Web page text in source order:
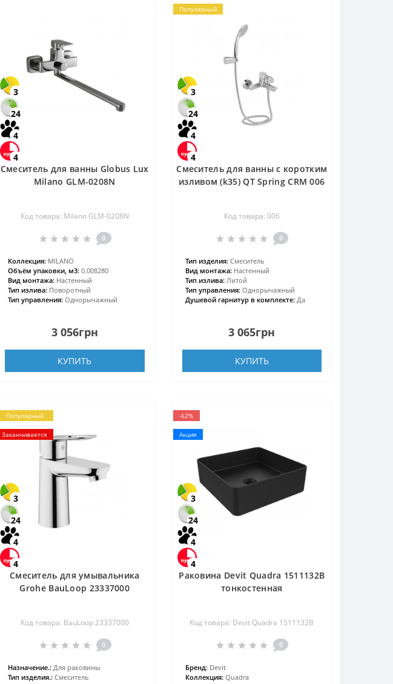
3
24
4
4
Смеситель для ванны Globus Lux
Milano GLM-0208N
Код товара: Milano GLM-0208N
0
Коллекция: MILANO
Объём упаковки, м3: 0.008280
Вид монтажа: Настенный
Тип излива: Поворотный
Тип управления: Однорычажный
3 056грн
КУПИТЬ
Популярный
3
24
4
4
Смеситель для ванны с коротким
изливом (k35) QT Spring CRM 006
Код товара: 006
0
Тип изделия: Смеситель
Вид монтажа: Настенный
Тип излива: Литой
Тип управления: Однорычажный
Душевой гарнитур в комплекте: Да
3 065грн
КУПИТЬ
Популярный
Заканчивается
3
24
4
4
Смеситель для умывальника
Grohe BauLoop 23337000
Код товара: BauLoop 23337000
0
Назначение.: Для раковины
Тип изделия.: Смеситель
-62%
Акция
3
24
4
4
Раковина Devit Quadra 1511132B
тонкостенная
Код товара: Devit Quadra 1511132B
0
Бренд: Devit
Коллекция: Quadra